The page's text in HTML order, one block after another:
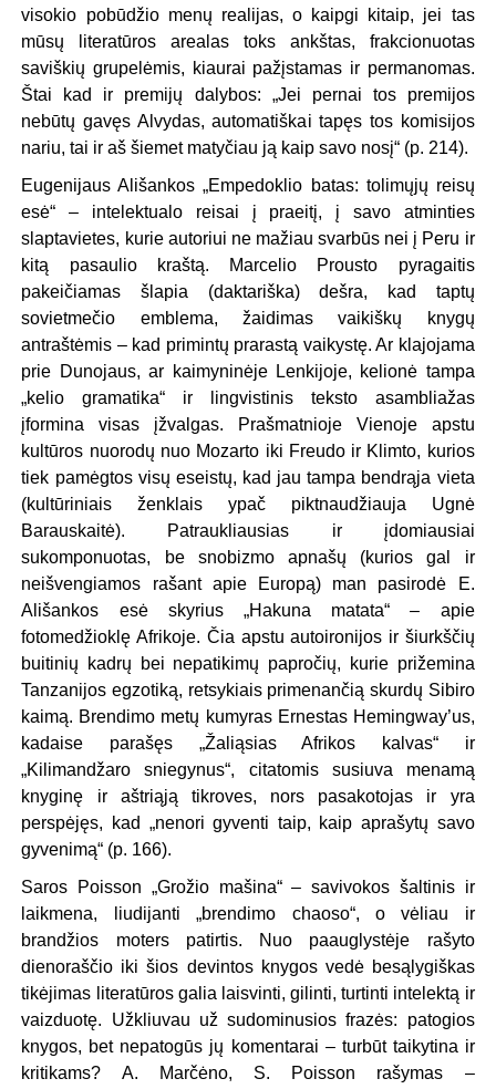
visokio pobūdžio menų realijas, o kaipgi kitaip, jei tas
mūsų literatūros arealas toks ankštas, frakcionuotas
saviškių grupelėmis, kiaurai pažįstamas ir permanomas.
Štai kad ir premijų dalybos: „Jei pernai tos premijos
nebūtų gavęs Alvydas, automatiškai tapęs tos komisijos
nariu, tai ir aš šiemet matyčiau ją kaip savo nosį“ (p. 214).
Eugenijaus Ališankos „Empedoklio batas: tolimųjų reisų
esė“ – intelektualo reisai į praeitį, į savo atminties
slaptavietes, kurie autoriui ne mažiau svarbūs nei į Peru ir
kitą pasaulio kraštą. Marcelio Prousto pyragaitis
pakeičiamas šlapia (daktariška) dešra, kad taptų
sovietmečio emblema, žaidimas vaikiškų knygų
antraštėmis – kad primintų prarastą vaikystę. Ar klajojama
prie Dunojaus, ar kaimyninėje Lenkijoje, kelionė tampa
„kelio gramatika“ ir lingvistinis teksto asambliažas
įformina visas įžvalgas. Prašmatnioje Vienoje apstu
kultūros nuorodų nuo Mozarto iki Freudo ir Klimto, kurios
tiek pamėgtos visų eseistų, kad jau tampa bendrąja vieta
(kultūriniais ženklais ypač piktnaudžiauja Ugnė
Barauskaitė). Patraukliausias ir įdomiausiai
sukomponuotas, be snobizmo apnašų (kurios gal ir
neišvengiamos rašant apie Europą) man pasirodė E.
Ališankos esė skyrius „Hakuna matata“ – apie
fotomedžioklę Afrikoje. Čia apstu autoironijos ir šiurkščių
buitinių kadrų bei nepatikimų papročių, kurie prižemina
Tanzanijos egzotiką, retsykiais primenančią skurdų Sibiro
kaimą. Brendimo metų kumyras Ernestas Hemingway’us,
kadaise parašęs „Žaliąsias Afrikos kalvas“ ir
„Kilimandžaro sniegynus“, citatomis susiuva menamą
knyginę ir aštriąją tikroves, nors pasakotojas ir yra
perspėjęs, kad „nenori gyventi taip, kaip aprašytų savo
gyvenimą“ (p. 166).
Saros Poisson „Grožio mašina“ – savivokos šaltinis ir
laikmena, liudijanti „brendimo chaoso“, o vėliau ir
brandžios moters patirtis. Nuo paauglystėje rašyto
dienoraščio iki šios devintos knygos vedė besąlygiškas
tikėjimas literatūros galia laisvinti, gilinti, turtinti intelektą ir
vaizduotę. Užkliuvau už sudominusios frazės: patogios
knygos, bet nepatogūs jų komentarai – turbūt taikytina ir
kritikams? A. Marčėno, S. Poisson rašymas –